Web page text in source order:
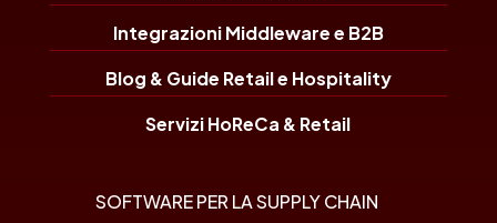
Integrazioni Middleware e B2B
Blog & Guide Retail e Hospitality
Servizi HoReCa & Retail
SOFTWARE PER LA SUPPLY CHAIN